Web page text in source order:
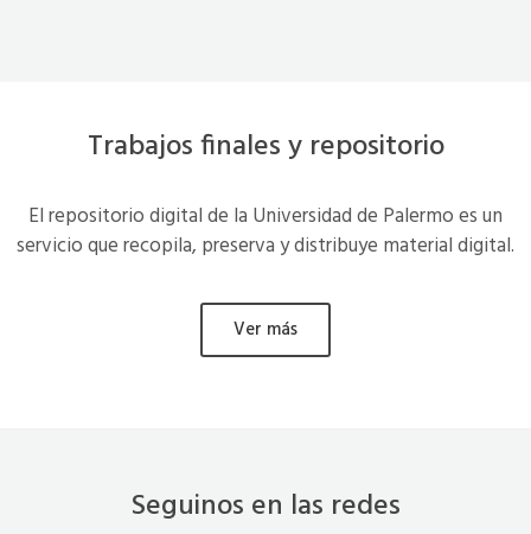
Trabajos finales y repositorio
El repositorio digital de la Universidad de Palermo es un
servicio que recopila, preserva y distribuye material digital.
Ver más
Seguinos en las redes